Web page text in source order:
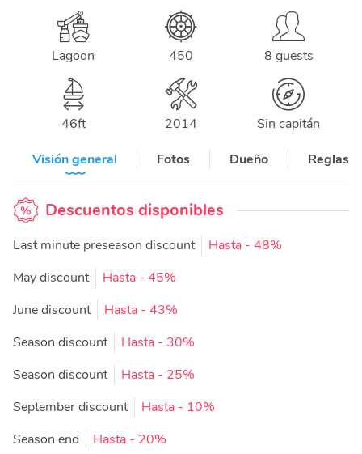
Lagoon 450 8 guests
46ft 2014
Sin capitán
Visión general
Fotos Dueño Reglas
Descuentos disponibles
Last minute preseason discount Hasta - 48%
May discount
Hasta - 45%
June discount
Hasta - 43%
Season discount
Hasta - 30%
Season discount
Hasta - 25%
September discount
Hasta - 10%
Season end
Hasta - 20%